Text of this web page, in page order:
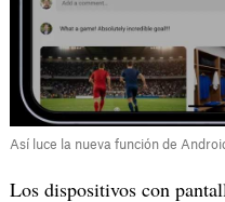
Así luce la nueva función de
Los dispositivos con